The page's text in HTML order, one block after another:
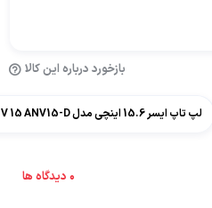
بازخورد درباره این کالا
لپ تاپ ایسر 15.6 اینچی مدل Acer Nitro V 15 ANV15-D کاستوم شده
0 دیدگاه ها